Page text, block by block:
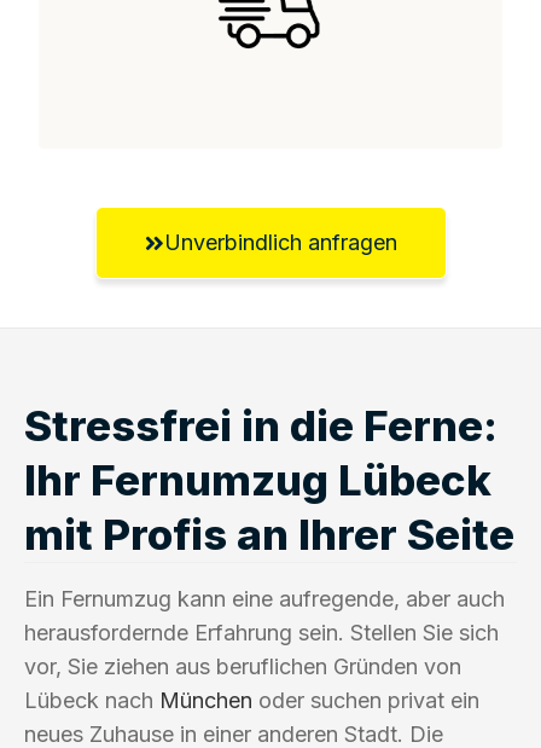
Unverbindlich anfragen
Stressfrei in die Ferne:
Ihr Fernumzug Lübeck
mit Profis an Ihrer Seite
Ein Fernumzug kann eine aufregende, aber auch
herausfordernde Erfahrung sein. Stellen Sie sich
vor, Sie ziehen aus beruflichen Gründen von
Lübeck nach München oder suchen privat ein
neues Zuhause in einer anderen Stadt. Die